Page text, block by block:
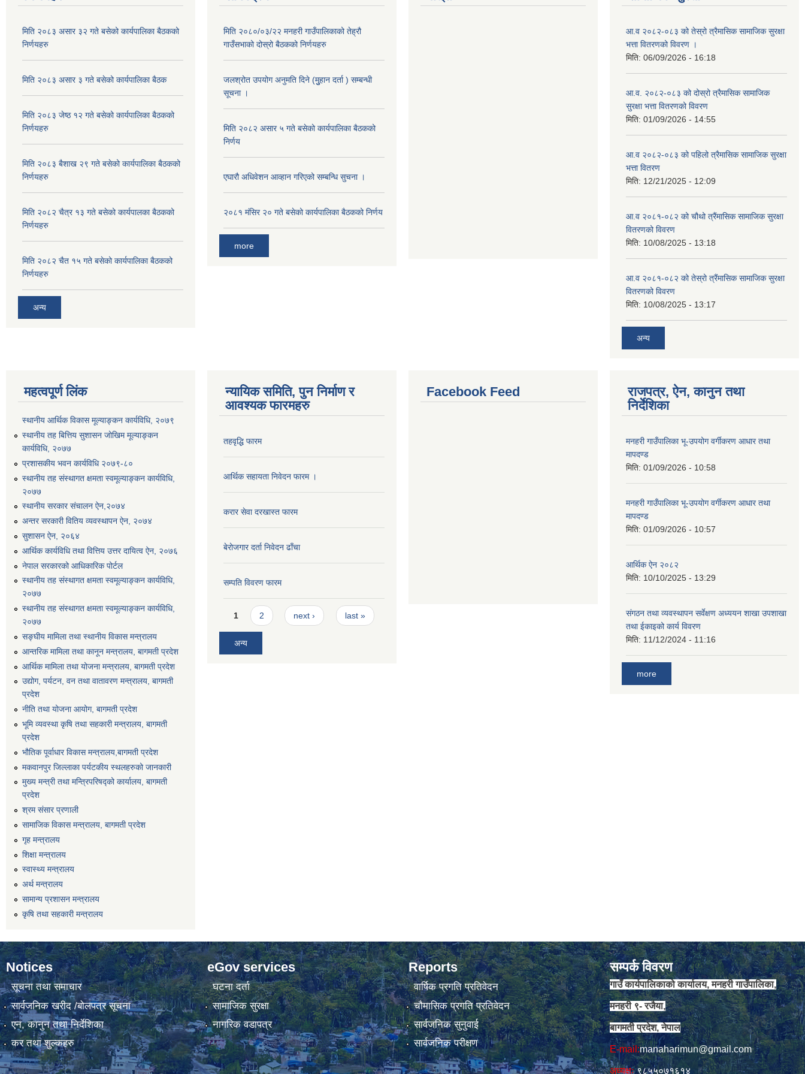
मिति २०८३ असार ३२ गते बसेको कार्यपालिका बैठकको
निर्णयहरु
मिति २०८३ असार ३ गते बसेको कार्यपालिका बैठक
मिति २०८३ जेष्ठ १२ गते बसेको कार्यपालिका बैठकको
निर्णयहरु
मिति २०८३ बैशाख २९ गते बसेको कार्यपालिका बैठकको
निर्णयहरु
मिति २०८२ चैत्र १३ गते बसेको कार्यपालका बैठकको
निर्णयहरु
मिति २०८२ चैत १५ गते बसेको कार्यपालिका बैठकको
निर्णयहरु
अन्य
मिति २०८०/०३/२२ मनहरी गाउँपालिकाको तेह्रौ
गाउँसभाको दोस्रो बैठकको निर्णयहरु
जलश्रोत उपयोग अनुमति दिने (मुुहान दर्ता ) सम्बन्धी
सूचना ।
मिति २०८२ असार ५ गते बसेको कार्यपालिका बैठकको
निर्णय
एघारौ अधिवेशन आव्हान गरिएको सम्बन्धि सुचना ।
२०८१ मंसिर २० गते बसेको कार्यपालिका बैठकको निर्णय
more
आ.व २०८२-०८३ को तेस्रो त्रैमासिक सामाजिक सुरक्षा
भत्ता वितरणको विवरण ।
मिति: 06/09/2026 - 16:18
आ.व. २०८२-०८३ को दोस्रो त्रैमासिक सामाजिक
सुरक्षा भत्ता वितरणको विवरण
मिति: 01/09/2026 - 14:55
आ.व २०८२-०८३ को पहिलो त्रैमासिक सामाजिक सुरक्षा
भत्ता वितरण
मिति: 12/21/2025 - 12:09
आ.व २०८१-०८२ को चौथो त्रैंमासिक सामाजिक सुरक्षा
वितरणको विवरण
मिति: 10/08/2025 - 13:18
आ.व २०८१-०८२ को तेस्रो त्रैंमासिक सामाजिक सुरक्षा
वितरणको विवरण
मिति: 10/08/2025 - 13:17
अन्य
महत्वपूर्ण लिंक
स्थानीय आर्थिक विकास मूल्याङ्कन कार्यविधि, २०७९
स्थानीय तह बित्तिय सुशासन जोखिम मूल्याङ्कन
कार्यविधि, २०७७
प्रशासकीय भवन कार्यविधि २०७९-८०
स्थानीय तह संस्थागत क्षमता स्वमूल्याङ्कन कार्यविधि,
२०७७
स्थानीय सरकार संचालन ऐन,२०७४
अन्तर सरकारी वितिय व्यवस्थापन ऐन, २०७४
सुशासन ऐन, २०६४
आर्थिक कार्यविधि तथा वित्तिय उत्तर दायित्व ऐन, २०७६
नेपाल सरकारको आधिकारिक पोर्टल
स्थानीय तह संस्थागत क्षमता स्वमूल्याङ्कन कार्यविधि,
२०७७
स्थानीय तह संस्थागत क्षमता स्वमूल्याङ्कन कार्यविधि,
२०७७
सङ्घीय मामिला तथा स्थानीय विकास मन्त्रालय
आन्तरिक मामिला तथा कानून मन्त्रालय, बागमती प्रदेश
आर्थिक मामिला तथा योजना मन्त्रालय, बागमती प्रदेश
उद्योग, पर्यटन, वन तथा वातावरण मन्त्रालय, बागमती
प्रदेश
नीति तथा योजना आयोग, बागमती प्रदेश
भूमि व्यवस्था कृषि तथा सहकारी मन्त्रालय, बागमती
प्रदेश
भौतिक पूर्वाधार विकास मन्त्रालय,बागमती प्रदेश
मकवानपुर जिल्लाका पर्यटकीय स्थलहरुको जानकारी
मुख्य मन्त्री तथा मन्त्रिपरिषद्को कार्यालय, बागमती
प्रदेश
श्रम संसार प्रणाली
सामाजिक विकास मन्त्रालय, बागमती प्रदेश
गृह मन्त्रालय
शिक्षा मन्त्रालय
स्वास्थ्य मन्त्रालय
अर्थ मन्त्रालय
सामान्य प्रशासन मन्त्रालय
कृषि तथा सहकारी मन्त्रालय
न्यायिक समिति, पुन निर्माण र
आवश्यक फारमहरु
तहवृद्धि फारम
आर्थिक सहायता निवेदन फारम ।
करार सेवा दरखास्त फारम
बेरोजगार दर्ता निवेदन ढाँचा
सम्पति विवरण फारम
Pages
1 2 next › last »
अन्य
Facebook Feed
राजपत्र, ऐन, कानुन तथा
निर्देशिका
मनहरी गाउँपालिका भू-उपयोग वर्गीकरण आधार तथा
मापदण्ड
मिति: 01/09/2026 - 10:58
मनहरी गाउँपालिका भू-उपयोग वर्गीकरण आधार तथा
मापदण्ड
मिति: 01/09/2026 - 10:57
आर्थिक ऐन २०८२
मिति: 10/10/2025 - 13:29
संगठन तथा व्यवस्थापन सर्वेक्षण अध्ययन शाखा उपशाखा
तथा ईकाइको कार्य विवरण
मिति: 11/12/2024 - 11:16
more
Notices
सूचना तथा समाचार
सार्वजनिक खरीद /बोलपत्र सूचना
एन, कानुन तथा निर्देशिका
कर तथा शुल्कहरु
eGov services
घटना दर्ता
सामाजिक सुरक्षा
नागरिक वडापत्र
Reports
वार्षिक प्रगति प्रतिवेदन
चौमासिक प्रगति प्रतिवेदन
सार्वजनिक सुनुवाई
सार्वजनिक परीक्षण
सम्पर्क विवरण
गाउँ कार्यपालिकाको कार्यालय, मनहरी गाउँपालिका,
मनहरी ९- रजैया,
बागमती प्रदेश, नेपाल
E-mail:manaharimun@gmail.com
अध्यक्षः९८५५०७१६१४